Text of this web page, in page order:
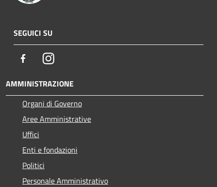
SEGUICI SU
FacebookInstagram
AMMINISTRAZIONE
Organi di Governo
Aree Amministrative
Uffici
Enti e fondazioni
Politici
Personale Amministrativo